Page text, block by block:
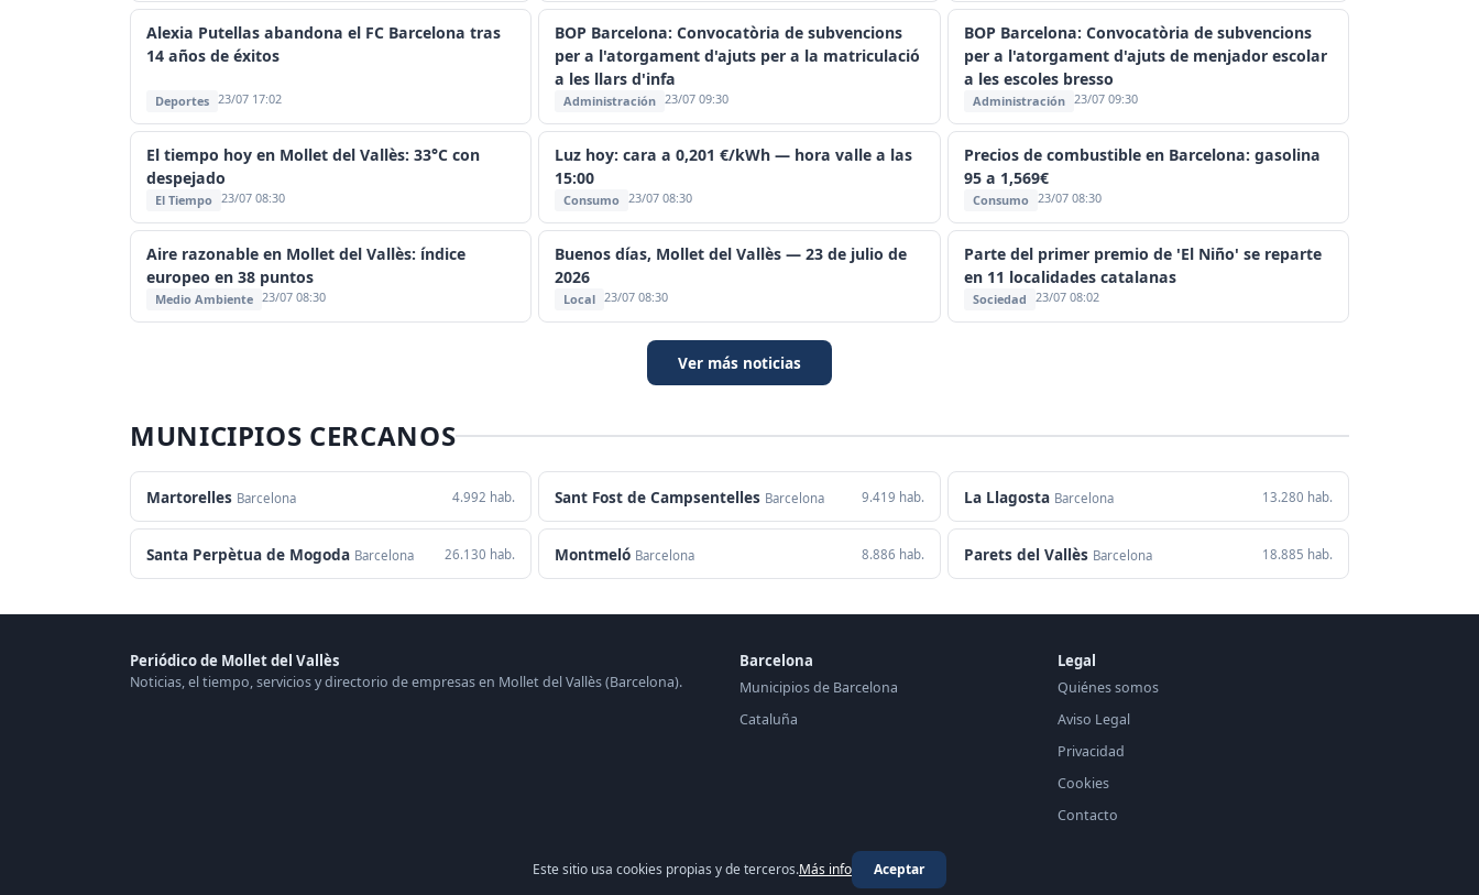
Alexia Putellas abandona el FC Barcelona tras
14 años de éxitos
Deportes 23/07 17:02
BOP Barcelona: Convocatòria de subvencions
per a l'atorgament d'ajuts per a la matriculació
a les llars d'infa
Administración 23/07 09:30
BOP Barcelona: Convocatòria de subvencions
per a l'atorgament d'ajuts de menjador escolar
a les escoles bresso
Administración 23/07 09:30
El tiempo hoy en Mollet del Vallès: 33°C con
despejado
El Tiempo 23/07 08:30
Luz hoy: cara a 0,201 €/kWh — hora valle a las
15:00
Consumo 23/07 08:30
Precios de combustible en Barcelona: gasolina
95 a 1,569€
Consumo 23/07 08:30
Aire razonable en Mollet del Vallès: índice
europeo en 38 puntos
Medio Ambiente 23/07 08:30
Buenos días, Mollet del Vallès — 23 de julio de
2026
Local 23/07 08:30
Parte del primer premio de 'El Niño' se reparte
en 11 localidades catalanas
Sociedad 23/07 08:02
Ver más noticias
MUNICIPIOS CERCANOS
Martorelles Barcelona 4.992 hab. Sant Fost de Campsentelles Barcelona 9.419 hab. La Llagosta Barcelona 13.280 hab.
Santa Perpètua de Mogoda Barcelona 26.130 hab. Montmeló Barcelona 8.886 hab. Parets del Vallès Barcelona 18.885 hab.
Periódico de Mollet del Vallès
Noticias, el tiempo, servicios y directorio de empresas en Mollet del Vallès (Barcelona).
Barcelona
Municipios de Barcelona
Cataluña
Legal
Quiénes somos
Aviso Legal
Privacidad
Cookies
Contacto
© 2026 Periódico de Mollet del Vallès ·periodico.top
Este sitio usa cookies propias y de terceros.Más info Aceptar